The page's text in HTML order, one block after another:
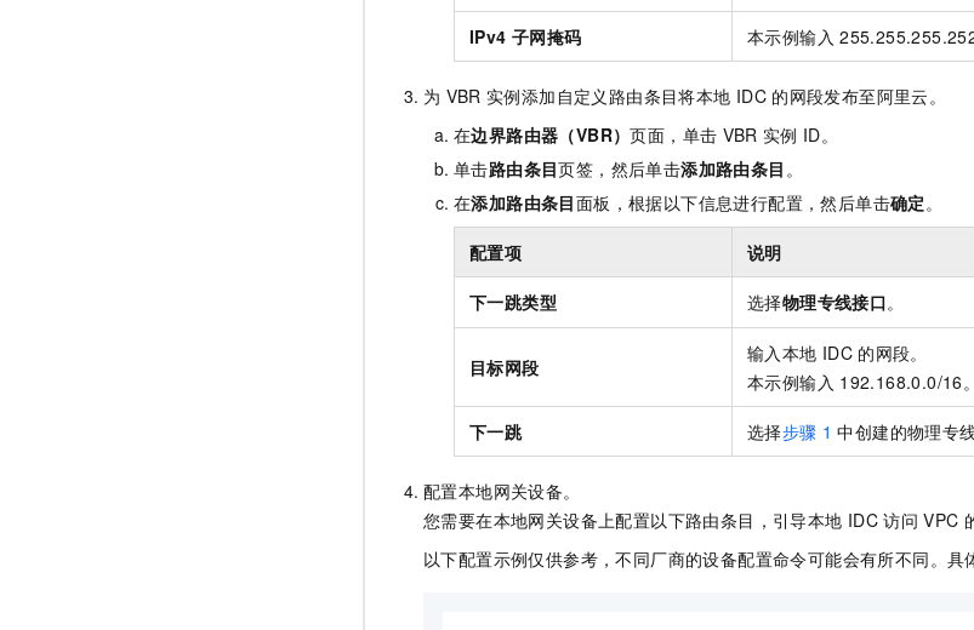
IPv4 子网掩码 本示例输入 255.255.255.252
为 VBR 实例添加自定义路由条目将本地 IDC 的网段发布至阿里云。
在边界路由器（VBR）页面，单击 VBR 实例 ID。
单击路由条目页签，然后单击添加路由条目 。
在添加路由条目面板，根据以下信息进行配置，然后单击确定 。
配置项 说明
下一跳类型 选择物理专线接口。
目标网段
输入本地 IDC 的网段。
本示例输入 192.168.0.0/16。
下一跳 选择步骤 1 中创建的物理专线
配置本地网关设备。
您需要在本地网关设备上配置以下路由条目，引导本地 IDC 访问 VPC
以下配置示例仅供参考，不同厂商的设备配置命令可能会有所不同。具